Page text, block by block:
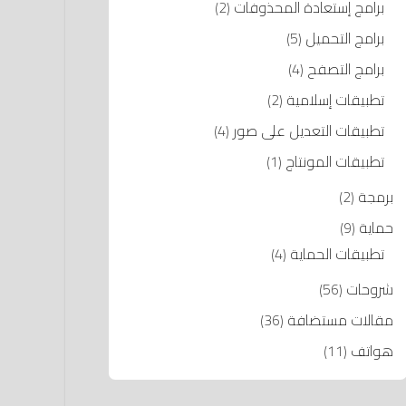
برامج إستعادة المحذوفات (2)
برامج التحميل (5)
برامج التصفح (4)
تطبيقات إسلامية (2)
تطبيقات التعديل على صور (4)
تطبيقات المونتاج (1)
برمجة (2)
حماية (9)
تطبيقات الحماية (4)
شروحات (56)
مقالات مستضافة (36)
هواتف (11)